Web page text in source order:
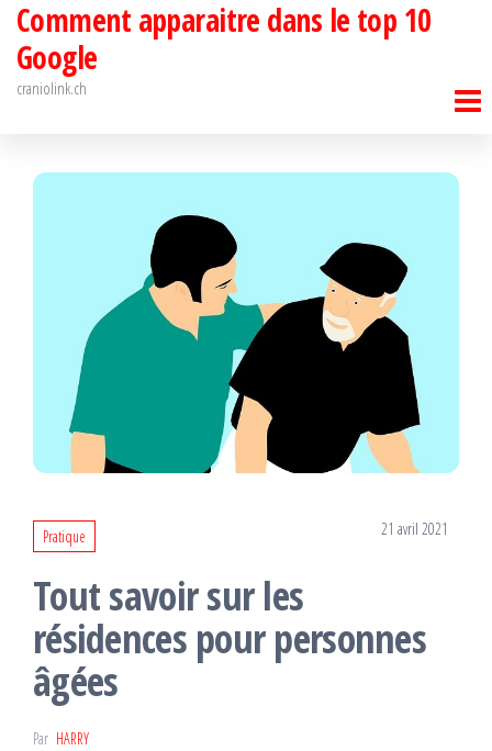
Passer
contenu
Comment apparaitre dans le top 10
Google
craniolink.ch
Pratique 21 avril 2021
Tout savoir sur les
résidences pour personnes
âgées
Par HARRY